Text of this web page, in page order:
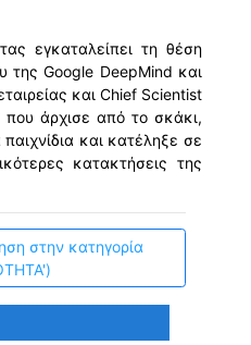
εγκαταλείπει τη θέση
της Google DeepMind και
και Chief Scientist
άρχισε από το σκάκι,
και κατέληξε σε
κατακτήσεις της
στην κατηγορία